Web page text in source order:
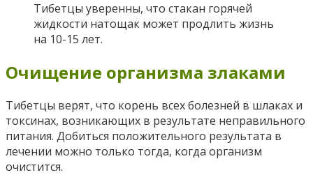
Тибетцы уверенны, что стакан горячей
жидкости натощак может продлить жизнь
на 10-15 лет.
Очищение организма злаками
Тибетцы верят, что корень всех болезней в шлаках и
токсинах, возникающих в результате неправильного
питания. Добиться положительного результата в
лечении можно только тогда, когда организм
очистится.